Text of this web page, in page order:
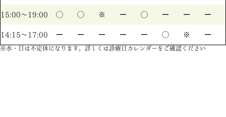
15:00〜19:00 ◯ ◯ ※ ー ◯ ー ー ー
14:15〜17:00 ー ー ー ー ー ◯ ※ ー
※水・日は不定休になります。詳しくは診療日カレンダーをご確認ください